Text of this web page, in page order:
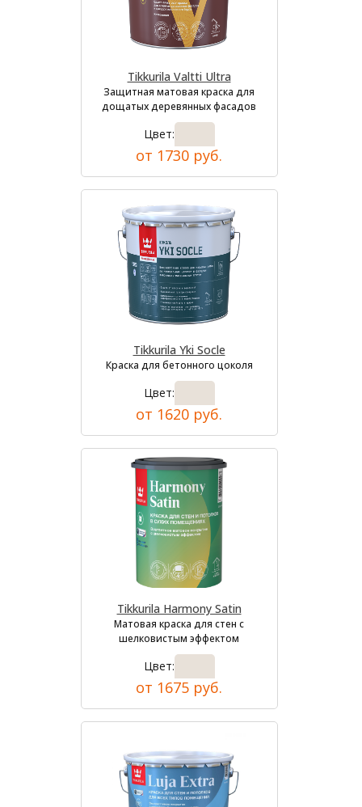
Tikkurila Valtti Ultra
Защитная матовая краска для
дощатых деревянных фасадов
Цвет:
от 1730 руб.
Tikkurila Yki Socle
Краска для бетонного цоколя
Цвет:
от 1620 руб.
Tikkurila Harmony Satin
Матовая краска для стен с
шелковистым эффектом
Цвет:
от 1675 руб.